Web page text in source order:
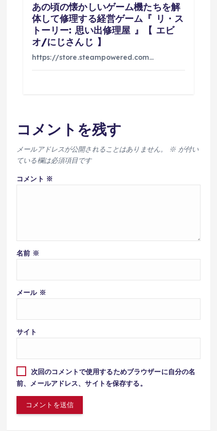
あの頃の懐かしいゲーム機たちを解
体して修理する経営ゲーム『 リ・ス
トーリー: 思い出修理屋 』【 エビ
オ/にじさんじ 】
https://store.steampowered.com…
コメントを残す
メールアドレスが公開されることはありません。 ※が付い
ている欄は必須項目です
コメント ※
名前 ※
メール ※
サイト
次回のコメントで使用するためブラウザーに自分の名
前、メールアドレス、サイトを保存する。